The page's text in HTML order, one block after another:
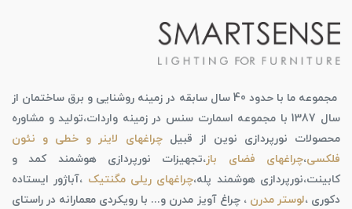
مجموعه ما با حدود 40 سال سابقه در زمینه روشنایی و برق ساختمان از
سال 1387 با مجموعه اسمارت سنس در زمینه واردات،تولید و مشاوره
محصولات نورپردازی نوین از قبیلچراغهای لاینر و خطی و نئون
فلکسی،چراغهای فضای باز،تجهیزات نورپردازی هوشمند کمد و
کابینت،نورپردازی هوشمند پله،چراغهای ریلی مگنتیک ،آباژور ایستاده
دکوری ،لوستر مدرن ، چراغ آویز مدرن و... با رویکردی معمارانه در راستای